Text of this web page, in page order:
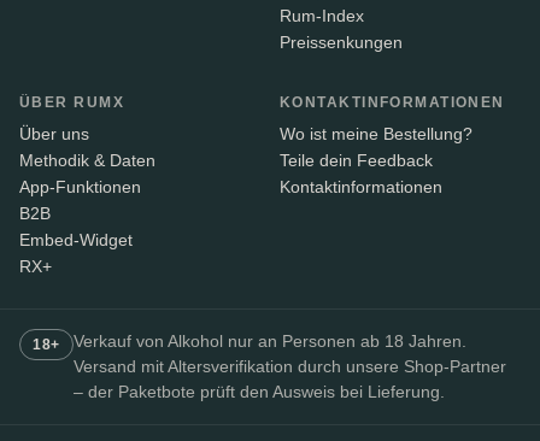
Rum-Index
Preissenkungen
ÜBER RUMX
Über uns
Methodik & Daten
App-Funktionen
B2B
Embed-Widget
RX+
KONTAKTINFORMATIONEN
Wo ist meine Bestellung?
Teile dein Feedback
Kontaktinformationen
18+
Verkauf von Alkohol nur an Personen ab 18 Jahren.
Versand mit Altersverifikation durch unsere Shop-Partner
– der Paketbote prüft den Ausweis bei Lieferung.